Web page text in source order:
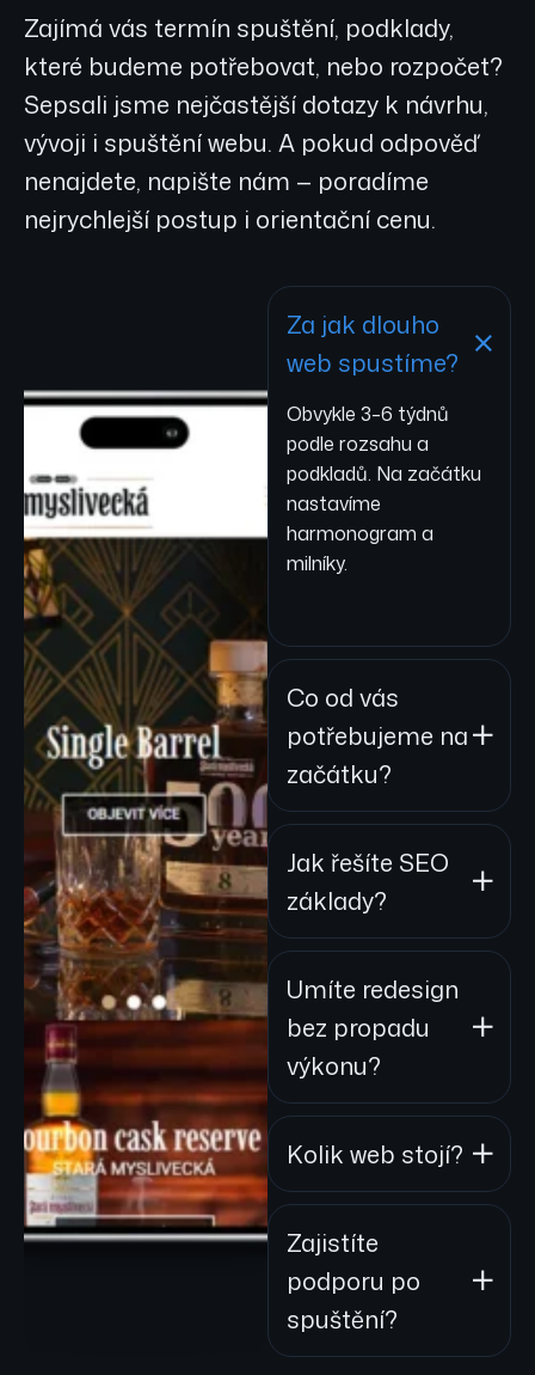
Zajímá vás termín spuštění, podklady,
které budeme potřebovat, nebo rozpočet?
Sepsali jsme nejčastější dotazy k návrhu,
vývoji i spuštění webu. A pokud odpověď
nenajdete, napište nám — poradíme
nejrychlejší postup i orientační cenu.
Za jak dlouho
web spustíme?
Obvykle 3–6 týdnů
podle rozsahu a
podkladů. Na začátku
nastavíme
harmonogram a
milníky.
Co od vás
potřebujeme na
začátku?
Jak řešíte SEO
základy?
Umíte redesign
bez propadu
výkonu?
Kolik web stojí?
Zajistíte
podporu po
spuštění?